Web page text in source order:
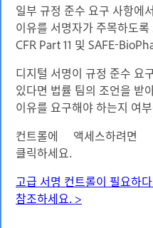
일부 규정 준수 요구 사항에
이유를 서명자가 주목하도
CFR Part 11 및 SAFE-
디지털 서명이 규정 준수 요
있다면 법률 팀의 조언을 받
이유를 요구해야 하는지 여
컨트롤에 액세스하려면
클릭하세요.
고급 서명 컨트롤이 필요하
참조하세요. >